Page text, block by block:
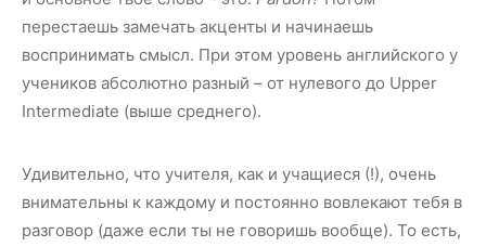
перестаешь замечать акценты и начинаешь
воспринимать смысл. При этом уровень английского у
учеников абсолютно разный – от нулевого до Upper
Intermediate (выше среднего).
Удивительно, что учителя, как и учащиеся (!), очень
внимательны к каждому и постоянно вовлекают тебя в
разговор (даже если ты не говоришь вообще). То есть,